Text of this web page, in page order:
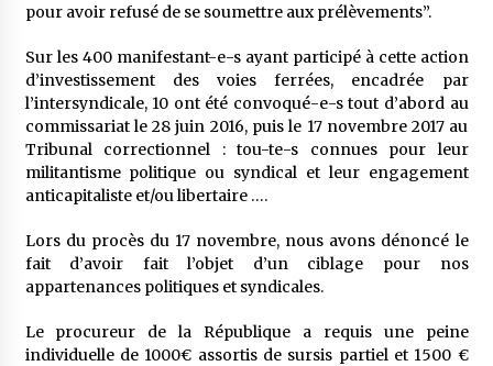
pour avoir refusé de se soumettre aux prélèvements”.
Sur les 400 manifestant-e-s ayant participé à cette action
d’investissement des voies ferrées, encadrée par
l’intersyndicale, 10 ont été convoqué-e-s tout d’abord au
commissariat le 28 juin 2016, puis le 17 novembre 2017 au
Tribunal correctionnel : tou-te-s connues pour leur
militantisme politique ou syndical et leur engagement
anticapitaliste et/ou libertaire ….
Lors du procès du 17 novembre, nous avons dénoncé le
fait d’avoir fait l’objet d’un ciblage pour nos
appartenances politiques et syndicales.
Le procureur de la République a requis une peine
individuelle de 1000€ assortis de sursis partiel et 1500 €